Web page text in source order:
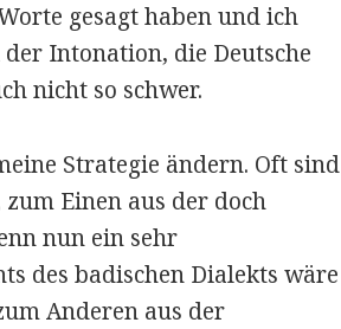
gesagt haben und ich
Intonation, die Deutsche
nicht so schwer.
Strategie ändern. Oft sind
Einen aus der doch
nun ein sehr
des badischen Dialekts wäre
Anderen aus der